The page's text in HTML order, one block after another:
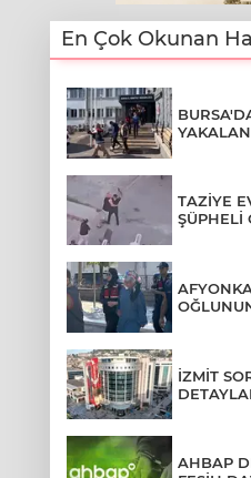
En Çok Okunan
TAZİYE
ŞÜPHELİ
İZMİT
AHBAP